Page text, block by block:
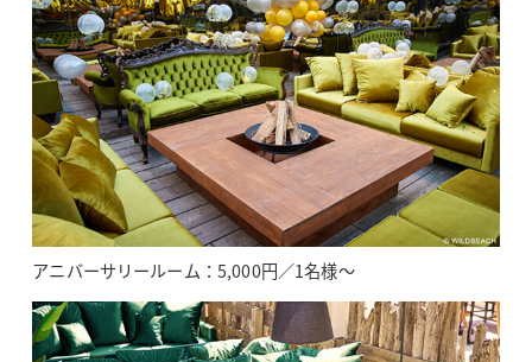
アニバーサリールーム：5,000円／1名様～